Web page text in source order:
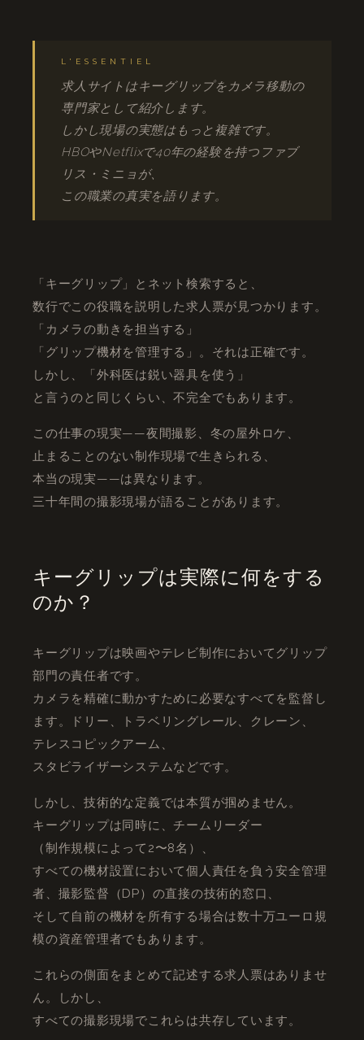
L'ESSENTIEL
求人サイトはキーグリップをカメラ移動の
専門家として紹介します。
しかし現場の実態はもっと複雑です。
HBOやNetflixで40年の経験を持つファブ
リス・ミニョが、
この職業の真実を語ります。
「キーグリップ」とネット検索すると、
数行でこの役職を説明した求人票が見つかります。
「カメラの動きを担当する」
「グリップ機材を管理する」。それは正確です。
しかし、「外科医は鋭い器具を使う」
と言うのと同じくらい、不完全でもあります。
この仕事の現実——夜間撮影、冬の屋外ロケ、
止まることのない制作現場で生きられる、
本当の現実——は異なります。
三十年間の撮影現場が語ることがあります。
キーグリップは実際に何をする
のか？
キーグリップは映画やテレビ制作においてグリップ
部門の責任者です。
カメラを精確に動かすために必要なすべてを監督し
ます。ドリー、トラベリングレール、クレーン、
テレスコピックアーム、
スタビライザーシステムなどです。
しかし、技術的な定義では本質が掴めません。
キーグリップは同時に、チームリーダー
（制作規模によって2〜8名）、
すべての機材設置において個人責任を負う安全管理
者、撮影監督（DP）の直接の技術的窓口、
そして自前の機材を所有する場合は数十万ユーロ規
模の資産管理者でもあります。
これらの側面をまとめて記述する求人票はありませ
ん。しかし、
すべての撮影現場でこれらは共存しています。